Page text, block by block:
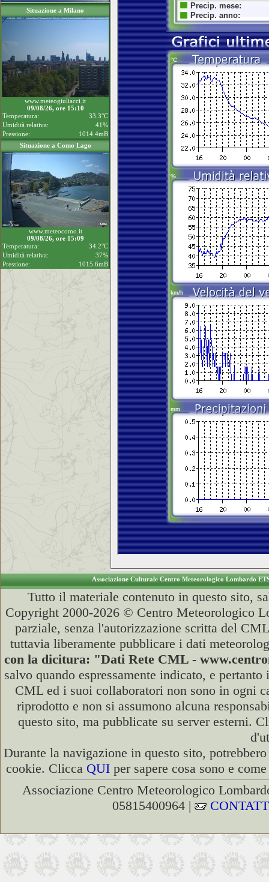
Situazione a Milano
www.meteogiuliacci.it
09/08/26, ore 15:10
Temperatura:
33.3°C
Umidità relativa:
41%
Pressione:
1014.4mB
Situazione a Como Lago
www.meteocomo.it
09/08/26, ore 15:09
Temperatura:
34.2°C
Umidità relativa:
37%
Pressione:
1015.6mB
Associazione Culturale Centro Meteorologico Lombardo
Tutto il materiale contenuto in questo sito,
Copyright 2000-2026 © Centro Meteorologico
parziale, senza l'autorizzazione scritta del
tuttavia liberamente pubblicare i dati
con la dicitura: "Dati Rete CML -
salvo quando espressamente indicato, e
CML ed i suoi collaboratori non sono in ogni
riprodotto e non si assumono alcuna
questo sito, ma pubblicate su server esterni.
Durante la navigazione in questo sito,
cookie. Clicca QUI per sapere cosa sono e
Associazione Centro Meteorologico
05815400964 |